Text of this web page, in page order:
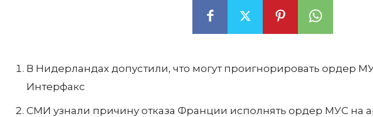
В Нидерландах допустили, что могут проигнорировать ордер
Интерфакс
СМИ узнали причину отказа Франции исполнять ордер МУС на